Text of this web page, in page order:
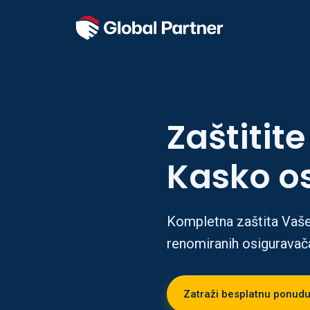
Kasko
Kompletna zaštita
renomiranih
Zatraži besplatnu